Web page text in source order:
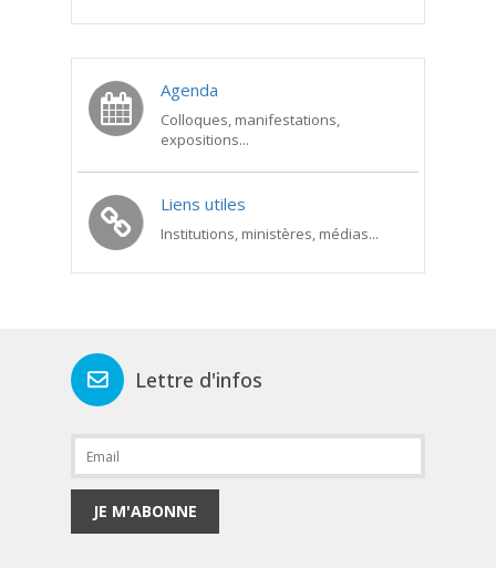
Agenda
Colloques, manifestations,
expositions...
Liens utiles
Institutions, ministères, médias...
Lettre d'infos
JE M'ABONNE